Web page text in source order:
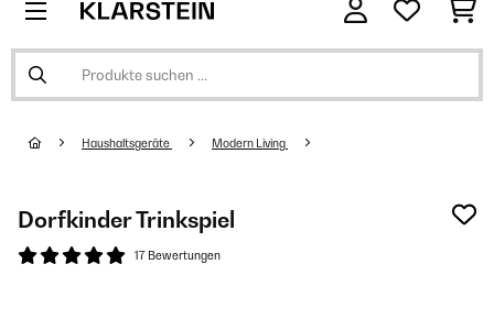
Haushaltsgeräte Modern Living
Dorfkinder Trinkspiel
17 Bewertungen